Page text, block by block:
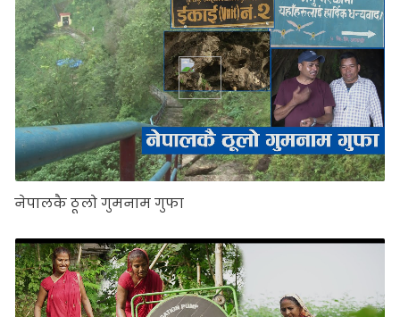
नेपालकै ठूलो गुमनाम गुफा